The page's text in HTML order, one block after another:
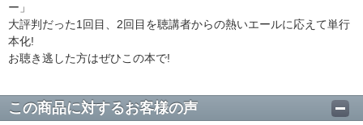
ー」
大評判だった1回目、2回目を聴講者からの熱いエールに応えて単行
本化!
お聴き逃した方はぜひこの本で!
この商品に対するお客様の声